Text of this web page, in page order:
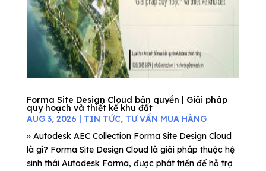
Forma Site Design Cloud bản quyền | Giải pháp
quy hoạch và thiết kế khu đất
AUG 3, 2026 | TIN TỨC, TƯ VẤN MUA HÀNG
» Autodesk AEC Collection Forma Site Design Cloud
là gì? Forma Site Design Cloud là giải pháp thuộc hệ
sinh thái Autodesk Forma, được phát triển để hỗ trợ